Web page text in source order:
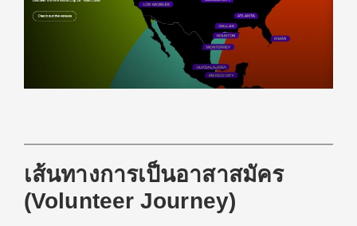
เส้นทางการเป็นอาสาสมัคร
(Volunteer Journey)